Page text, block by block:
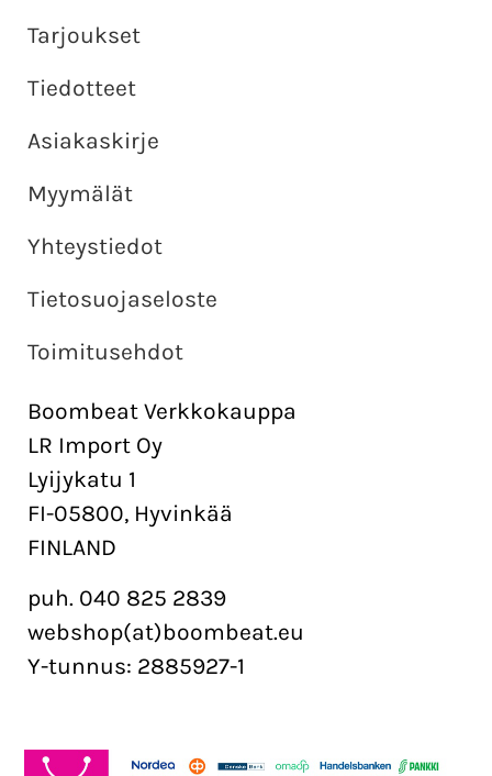
Tarjoukset
Tiedotteet
Asiakaskirje
Myymälät
Yhteystiedot
Tietosuojaseloste
Toimitusehdot
Boombeat Verkkokauppa
LR Import Oy
Lyijykatu 1
FI-05800, Hyvinkää
FINLAND
puh. 040 825 2839
webshop(at)boombeat.eu
Y-tunnus: 2885927-1